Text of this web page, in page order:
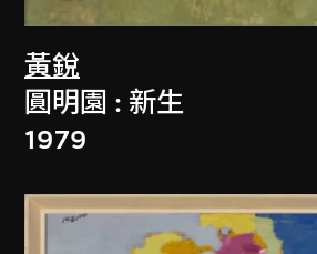
黃銳
圓明園 : 新生
1979